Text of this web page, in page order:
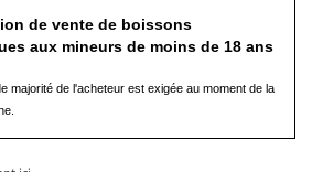
de vente de boissons
aux mineurs de moins de 18 ans
majorité de l'acheteur est exigée au moment de la